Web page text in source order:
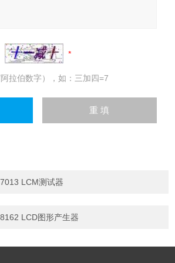
拉伯数字），如：三加四=7
LCM测试器
LCD图形产生器